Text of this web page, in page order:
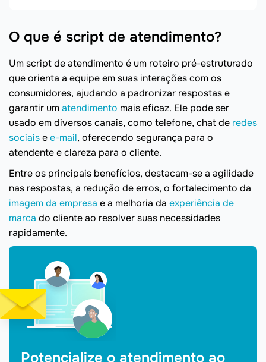
O que é script de atendimento?
Um script de atendimento é um roteiro pré-estruturado
que orienta a equipe em suas interações com os
consumidores, ajudando a padronizar respostas e
garantir umatendimento mais eficaz. Ele pode ser
usado em diversos canais, como telefone, chat de redes
sociaisee-mail, oferecendo segurança para o
atendente e clareza para o cliente.
Entre os principais benefícios, destacam-se a agilidade
nas respostas, a redução de erros, o fortalecimento da
imagem da empresa e a melhoria da experiência de
marca do cliente ao resolver suas necessidades
rapidamente.
Potencialize o atendimento ao